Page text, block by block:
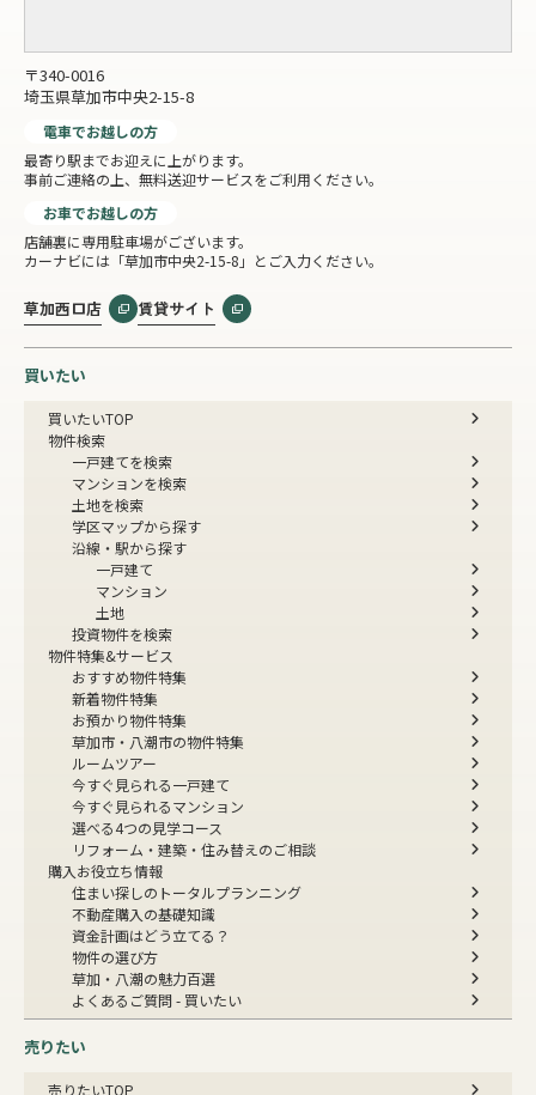
〒340-0016
埼玉県草加市中央2-15-8
電車でお越しの方
最寄り駅までお迎えに上がります。
事前ご連絡の上、無料送迎サービスをご利用ください。
お車でお越しの方
店舗裏に専用駐車場がございます。
カーナビには「草加市中央2-15-8」とご入力ください。
草加西口店 賃貸サイト
買いたい
買いたいTOP
物件検索
一戸建てを検索
マンションを検索
土地を検索
学区マップから探す
沿線・駅から探す
一戸建て
マンション
土地
投資物件を検索
物件特集&サービス
おすすめ物件特集
新着物件特集
お預かり物件特集
草加市・八潮市の物件特集
ルームツアー
今すぐ見られる一戸建て
今すぐ見られるマンション
選べる4つの見学コース
リフォーム・建築・住み替えのご相談
購入お役立ち情報
住まい探しのトータルプランニング
不動産購入の基礎知識
資金計画はどう立てる？
物件の選び方
草加・八潮の魅力百選
よくあるご質問 - 買いたい
売りたい
売りたいTOP